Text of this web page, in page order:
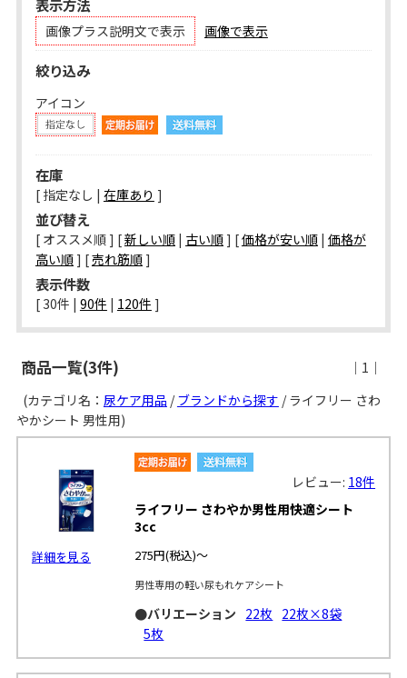
表示方法
画像プラス説明文で表示 画像で表示
絞り込み
アイコン
在庫
[ 指定なし | 在庫あり ]
並び替え
[ オススメ順 ] [新しい順| 古い順] [価格が安い順| 価格が
高い順] [売れ筋順]
表示件数
[ 30件 | 90件 | 120件 ]
商品一覧(3件)
｜1｜
(カテゴリ名： 尿ケア用品 /ブランドから探す / ライフリー さわ
やかシート 男性用)
詳細を見る
レビュー: 18件
ライフリー さわやか男性用快適シート
3cc
275円(税込)～
男性専用の軽い尿もれケアシート
●バリエーション 22枚 22枚×8袋
5枚